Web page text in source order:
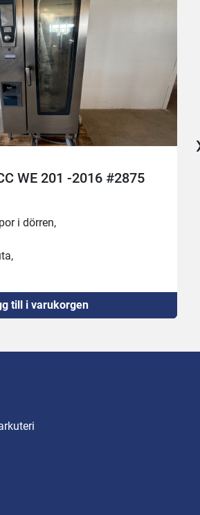
WE 201 -2016 #2875
i dörren,
till i varukorgen